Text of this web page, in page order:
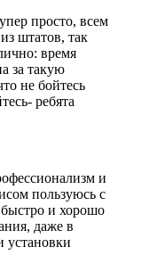
просто, всем
штатов, так
время
за такую
не бойтесь
ребята
и
пользуюсь с
быстро и хорошо
даже в
установки